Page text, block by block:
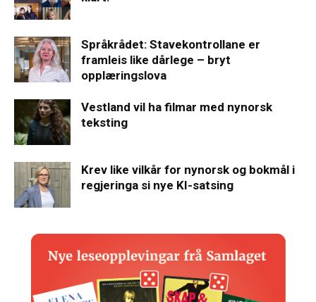
Språkrådet: Stavekontrollane er
framleis like dårlege – bryt
opplæringslova
Vestland vil ha filmar med nynorsk
teksting
Krev like vilkår for nynorsk og bokmål i
regjeringa si nye KI-satsing